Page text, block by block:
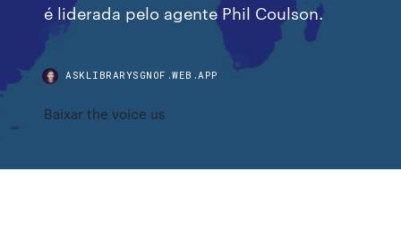
é liderada pelo agente Phil Coulson.
ASKLIBRARYSGNOF.WEB.APP
Baixar the voice us